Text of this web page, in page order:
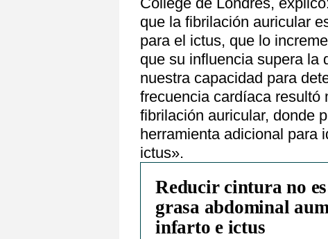
que la fibrilación auricular
para el ictus, que lo
que su influencia supera la
nuestra capacidad para
frecuencia cardíaca resultó
fibrilación auricular, donde
herramienta adicional para
ictus».
Reducir cintura no
grasa abdominal
infarto e ictus